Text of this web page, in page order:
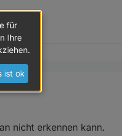
Und bei mir in meiner Vis kommt
zu sehen
nicht erkennen kann.
für
Ihre
ist ok